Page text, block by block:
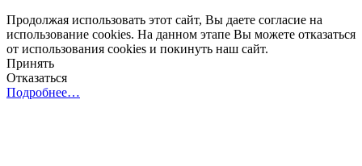
Продолжая использовать этот сайт, Вы даете согласие на
использование cookies. На данном этапе Вы можете отказаться
от использования cookies и покинуть наш сайт.
Принять
Отказаться
Подробнее…